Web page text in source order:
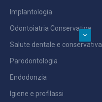
Implantologia
Odontoiatria Conservativa
Salute dentale e conservativa
Parodontologia
Endodonzia
Igiene e profilassi